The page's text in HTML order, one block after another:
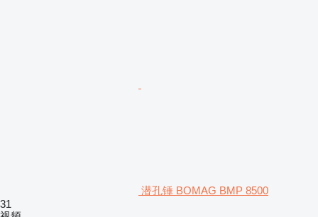
潜孔锤 BOMAG BMP 8500
31